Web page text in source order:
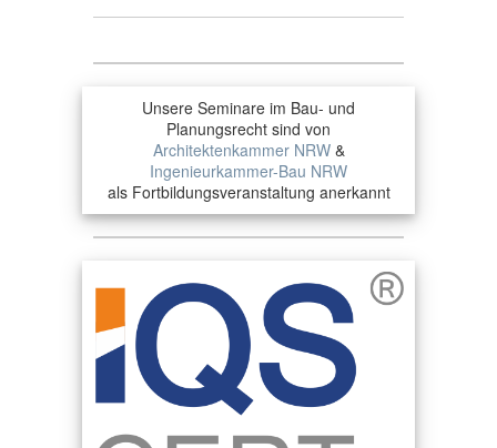
Unsere Seminare im Bau- und
Planungsrecht sind von
Architektenkammer NRW&
Ingenieurkammer-Bau NRW
als Fortbildungsveranstaltung anerkannt